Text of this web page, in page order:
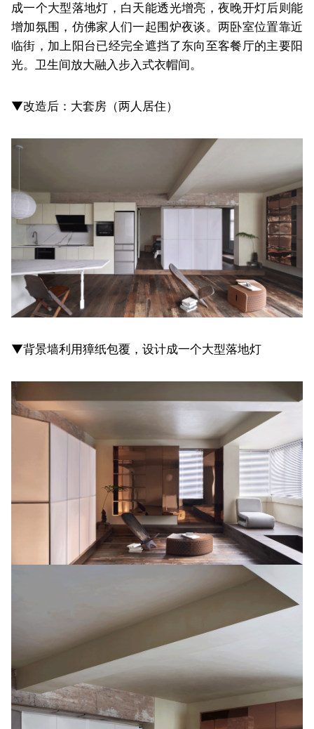
成一个大型落地灯，白天能透光增亮，夜晚开灯后则能
增加氛围，仿佛家人们一起围炉夜谈。两卧室位置靠近
临街，加上阳台已经完全遮挡了东向至客餐厅的主要阳
光。卫生间放大融入步入式衣帽间。
▼改造后：大套房（两人居住）
▼背景墙利用獐纸包覆，设计成一个大型落地灯